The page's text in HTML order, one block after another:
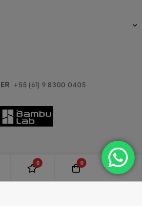
+55 (61) 9 8300 0405
0 0